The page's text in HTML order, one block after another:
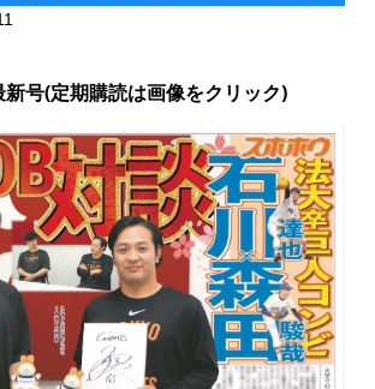
号(定期購読は画像をクリック)